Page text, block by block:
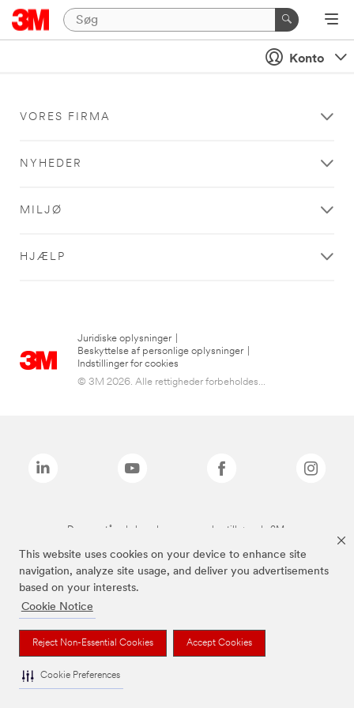
This website uses cookies on your device to enhance site
navigation, analyze site usage, and deliver you advertisements
based on your interests.
Cookie Notice
Reject Non-Essential Cookies Accept Cookies
Cookie Preferences
Konto
VORES FIRMA
NYHEDER
MILJØ
HJÆLP
Juridiske oplysninger
Beskyttelse af personlige oplysninger
Indstillinger for cookies
© 3M 2026. Alle rettigheder forbeholdes...
De ovenstående brands er varemærker tilhørende 3M.